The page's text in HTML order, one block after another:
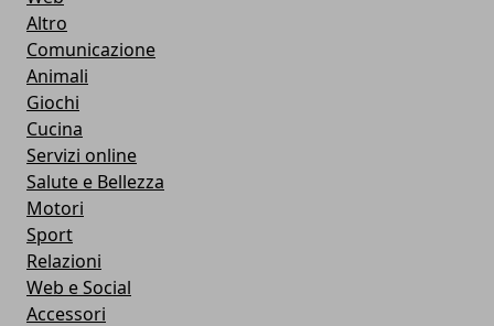
Altro
Comunicazione
Animali
Giochi
Cucina
Servizi online
Salute e Bellezza
Motori
Sport
Relazioni
Web e Social
Accessori